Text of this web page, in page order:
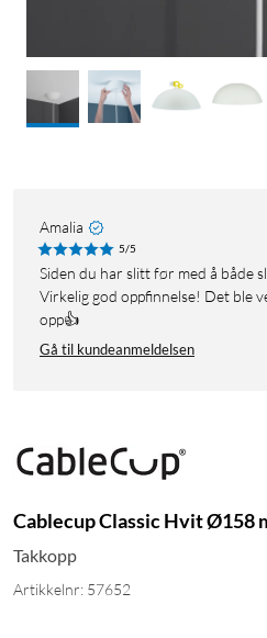
Amalia
5/5
Siden du har slitt før med å både slå av og på lysene i taket!
Virkelig god oppfinnelse! Det ble
opp👍
Gå til kundeanmeldelsen
Cablecup Classic Hvit Ø158
Takkopp
Artikkelnr: 57652